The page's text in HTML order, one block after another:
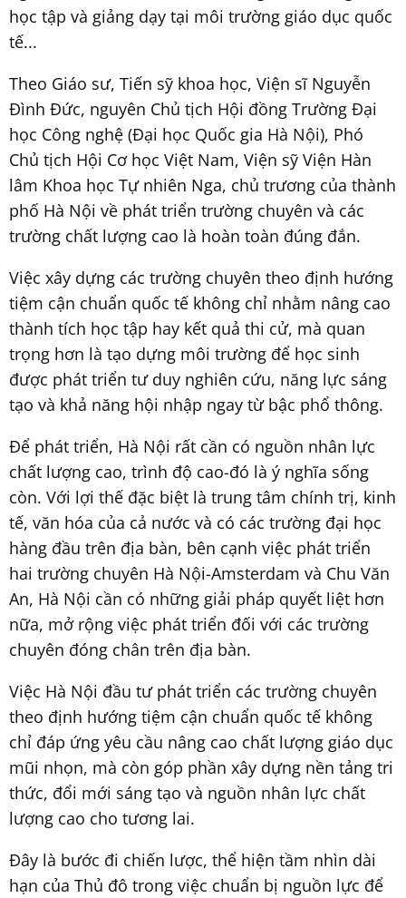
học tập và giảng dạy tại môi trường giáo dục quốc
tế...
Theo Giáo sư, Tiến sỹ khoa học, Viện sĩ Nguyễn
Đình Đức, nguyên Chủ tịch Hội đồng Trường Đại
học Công nghệ (Đại học Quốc gia Hà Nội), Phó
Chủ tịch Hội Cơ học Việt Nam, Viện sỹ Viện Hàn
lâm Khoa học Tự nhiên Nga, chủ trương của thành
phố Hà Nội về phát triển trường chuyên và các
trường chất lượng cao là hoàn toàn đúng đắn.
Việc xây dựng các trường chuyên theo định hướng
tiệm cận chuẩn quốc tế không chỉ nhằm nâng cao
thành tích học tập hay kết quả thi cử, mà quan
trọng hơn là tạo dựng môi trường để học sinh
được phát triển tư duy nghiên cứu, năng lực sáng
tạo và khả năng hội nhập ngay từ bậc phổ thông.
Để phát triển, Hà Nội rất cần có nguồn nhân lực
chất lượng cao, trình độ cao-đó là ý nghĩa sống
còn. Với lợi thế đặc biệt là trung tâm chính trị, kinh
tế, văn hóa của cả nước và có các trường đại học
hàng đầu trên địa bàn, bên cạnh việc phát triển
hai trường chuyên Hà Nội-Amsterdam và Chu Văn
An, Hà Nội cần có những giải pháp quyết liệt hơn
nữa, mở rộng việc phát triển đối với các trường
chuyên đóng chân trên địa bàn.
Việc Hà Nội đầu tư phát triển các trường chuyên
theo định hướng tiệm cận chuẩn quốc tế không
chỉ đáp ứng yêu cầu nâng cao chất lượng giáo dục
mũi nhọn, mà còn góp phần xây dựng nền tảng tri
thức, đổi mới sáng tạo và nguồn nhân lực chất
lượng cao cho tương lai.
Đây là bước đi chiến lược, thể hiện tầm nhìn dài
hạn của Thủ đô trong việc chuẩn bị nguồn lực để